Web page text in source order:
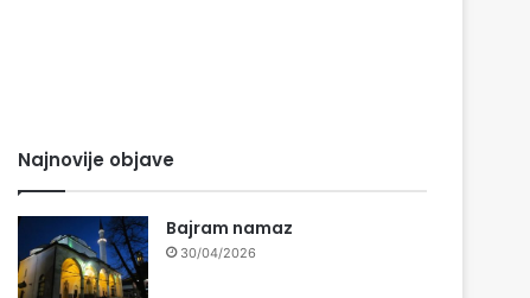
Najnovije objave
Bajram namaz
30/04/2026